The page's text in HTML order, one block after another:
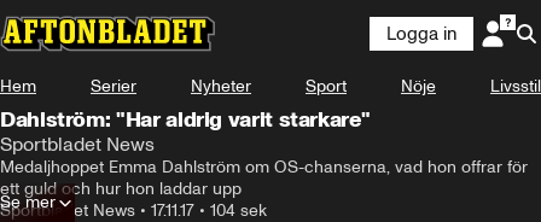
Logga in
Hem Serier Nyheter Sport Nöje Livsstil
Dahlström: "Har aldrig varit starkare"
Sportbladet News
Medaljhoppet Emma Dahlström om OS-chanserna, vad hon offrar för
ett guld och hur hon laddar upp
Sportbladet News • 17.11.17 • 104 sek
Se mer